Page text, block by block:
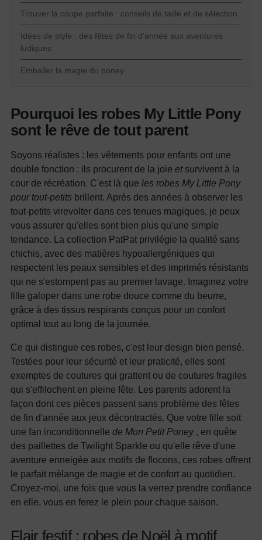
Trouver la coupe parfaite : conseils de taille et de sélection
Idées de style : des fêtes de fin d'année aux aventures
ludiques
Emballer la magie du poney
Pourquoi les robes My Little Pony
sont le rêve de tout parent
Soyons réalistes : les vêtements pour enfants ont une
double fonction : ils procurent de la joie etsurvivent à la
cour de récréation. C'est là que les robes My Little Pony
pour tout-petits brillent. Après des années à observer les
tout-petits virevolter dans ces tenues magiques, je peux
vous assurer qu'elles sont bien plus qu'une simple
tendance. La collection PatPat privilégie la qualité sans
chichis, avec des matières hypoallergéniques qui
respectent les peaux sensibles et des imprimés résistants
qui ne s'estompent pas au premier lavage. Imaginez votre
fille galoper dans une robe douce comme du beurre,
grâce à des tissus respirants conçus pour un confort
optimal tout au long de la journée.
Ce qui distingue ces robes, c'est leur design bien pensé.
Testées pour leur sécurité et leur praticité, elles sont
exemptes de coutures qui grattent ou de coutures fragiles
qui s'effilochent en pleine fête. Les parents adorent la
façon dont ces pièces passent sans problème des fêtes
de fin d'année aux jeux décontractés. Que votre fille soit
une fan inconditionnelle de Mon Petit Poney, en quête
des paillettes de Twilight Sparkle ou qu'elle rêve d'une
aventure enneigée aux motifs de flocons, ces robes offrent
le parfait mélange de magie et de confort au quotidien.
Croyez-moi, une fois que vous la verrez prendre confiance
en elle, vous en ferez le plein pour chaque saison.
Flair festif : robes de Noël à motif